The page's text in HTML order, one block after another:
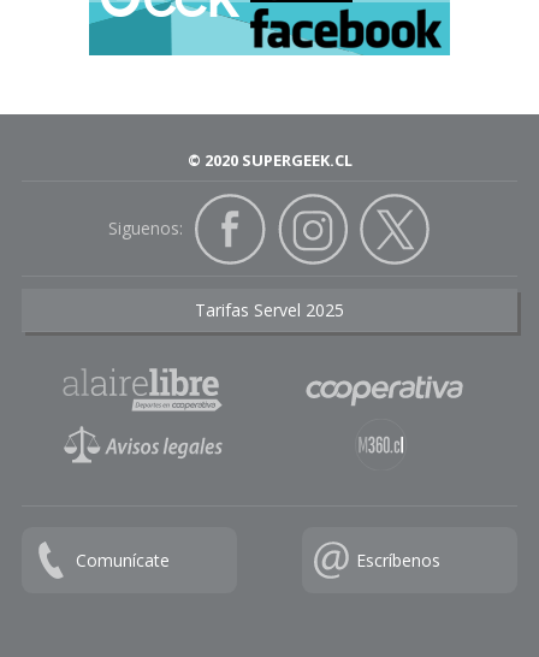
© 2020 SUPERGEEK.CL
Siguenos:
Tarifas Servel 2025
Comunícate Escríbenos